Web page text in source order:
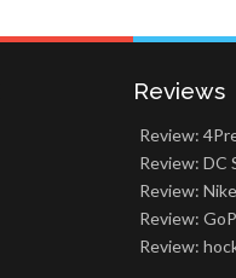
Reviews
Review:
Review: DC
Review:
Review:
Review: